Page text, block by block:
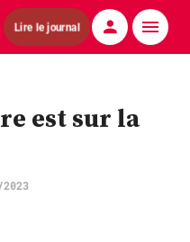
Lire le journal
est sur la